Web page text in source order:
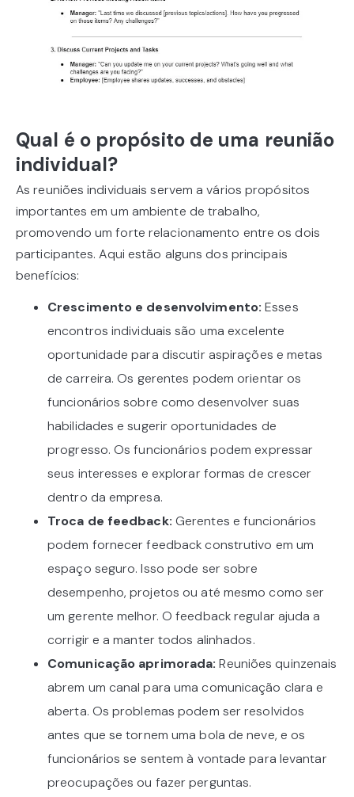
Qual é o propósito de uma reunião
individual?
As reuniões individuais servem a vários propósitos
importantes em um ambiente de trabalho,
promovendo um forte relacionamento entre os dois
participantes. Aqui estão alguns dos principais
benefícios:
Crescimento e desenvolvimento:Esses
encontros individuais são uma excelente
oportunidade para discutir aspirações e metas
de carreira. Os gerentes podem orientar os
funcionários sobre como desenvolver suas
habilidades e sugerir oportunidades de
progresso. Os funcionários podem expressar
seus interesses e explorar formas de crescer
dentro da empresa.
Troca de feedback: Gerentes e funcionários
podem fornecer feedback construtivo em um
espaço seguro. Isso pode ser sobre
desempenho, projetos ou até mesmo como ser
um gerente melhor. O feedback regular ajuda a
corrigir e a manter todos alinhados.
Comunicação aprimorada: Reuniões quinzenais
abrem um canal para uma comunicação clara e
aberta. Os problemas podem ser resolvidos
antes que se tornem uma bola de neve, e os
funcionários se sentem à vontade para levantar
preocupações ou fazer perguntas.